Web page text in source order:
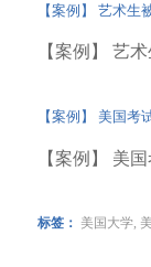
【案例】 艺术生
【案例】 艺
【案例】 美国考
【案例】 美
标签： 美国大学,